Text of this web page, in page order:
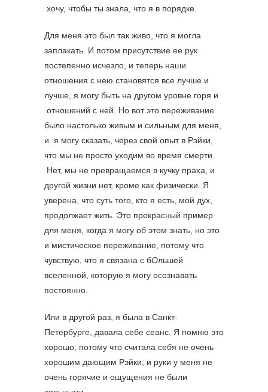
хочу, чтобы ты знала, что я в порядке.
Для меня это был так живо, что я могла
заплакать. И потом присутствие ее рук
постепенно исчезло, и теперь наши
отношения с нею становятся все лучше и
лучше, я могу быть на другом уровне горя и
отношений с ней. Но вот это переживание
было настолько живым и сильным для меня,
и я могу сказать, через свой опыт в Рэйки,
что мы не просто уходим во время смерти.
Нет, мы не превращаемся в кучку праха, и
другой жизни нет, кроме как физически. Я
уверена, что суть того, кто я есть, мой дух,
продолжает жить. Это прекрасный пример
для меня, когда я могу об этом знать, но это
и мистическое переживание, потому что
чувствую, что я связана с бОльшей
вселенной, которую я могу осознавать
постоянно.
Или в другой раз, я была в Санкт-
Петербурге, давала себе сеанс. Я помню это
хорошо, потому что считала себя не очень
хорошим дающим Рэйки, и руки у меня не
очень горячие и ощущения не были